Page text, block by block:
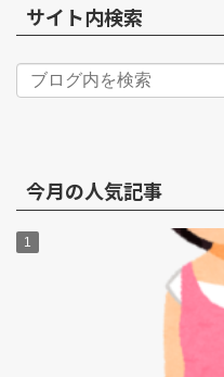
サイト内検索
今月の人気記事